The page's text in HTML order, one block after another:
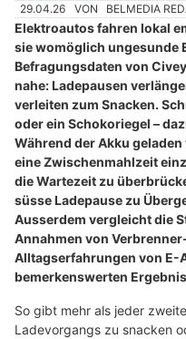
29.04.26 VON BELMEDIA
Elektroautos fahren lokal
sie womöglich ungesunde
Befragungsdaten von
nahe: Ladepausen
verleiten zum Snacken.
oder ein Schokoriegel –
Während der Akku
eine Zwischenmahlzeit
die Wartezeit zu
süsse Ladepause zu
Ausserdem vergleicht die
Annahmen von
Alltagserfahrungen von E-
bemerkenswerten
So gibt mehr als jeder
Ladevorgangs zu snacken